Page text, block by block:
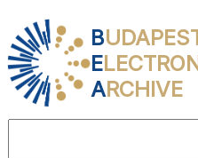
B
E
ARCHIVE